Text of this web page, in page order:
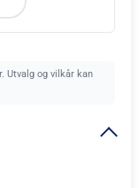
Utvalg og vilkår kan